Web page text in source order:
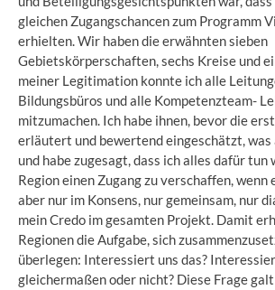
gleichen Zugangschancen zum Programm
erhielten. Wir haben die erwähnten sieben
Gebietskörperschaften, sechs Kreise und
meiner Legitimation konnte ich alle
Bildungsbüros und alle Kompetenzteam-
mitzumachen. Ich habe ihnen, bevor die
erläutert und bewertend eingeschätzt, was
und habe zugesagt, dass ich alles dafür tun
Region einen Zugang zu verschaffen,
aber nur im Konsens, nur gemeinsam, nur
mein Credo im gesamten Projekt. Damit
Regionen die Aufgabe, sich
überlegen: Interessiert uns das?
gleichermaßen oder nicht? Diese Frage